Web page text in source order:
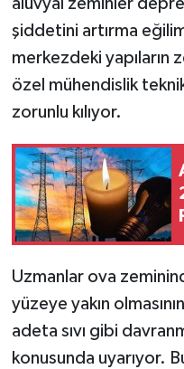
şiddetini artırma
merkezdeki yapıların
özel mühendislik
zorunlu kılıyor.
Uzmanlar ova
yüzeye yakın
adeta sıvı gibi
konusunda uyarıyor.